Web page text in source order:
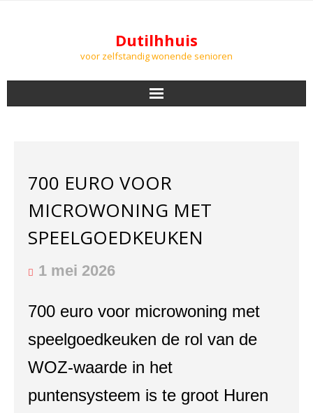
Dutilhhuis
voor zelfstandig wonende senioren
DOWNLOADS
PODCASTS
AGENDA
700 EURO VOOR
MICROWONING MET
SPEELGOEDKEUKEN
1 mei 2026
700 euro voor microwoning met
speelgoedkeuken de rol van de
WOZ‑waarde in het
puntensysteem is te groot Huren